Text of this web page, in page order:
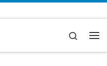
Search